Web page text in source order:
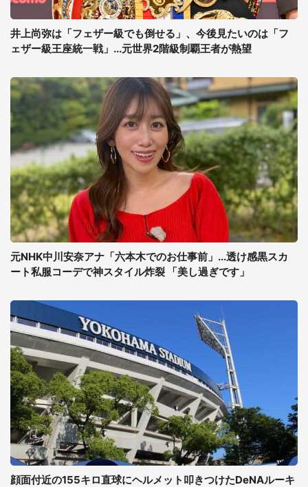
井上尚弥は「フェザー級でも倒せる」、今後見たいのは「フ
ェザー級王座統一戦」...元世界2階級制覇王者が熱望
元NHK中川安奈アナ「六本木でのお仕事前」...透け感黒スカ
ート私服コーデで神スタイル炸裂 「美し過ぎです」
顔面付近の155キロ直球にヘルメット叩きつけたDeNAルーキ